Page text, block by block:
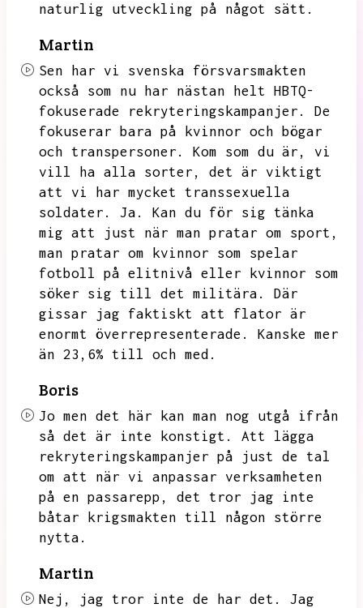
naturlig utveckling på något sätt.
Martin
Sen har vi svenska försvarsmakten
också som nu har nästan helt HBTQ-
fokuserade rekryteringskampanjer.
De
fokuserar bara på kvinnor och bögar
och transpersoner.
Kom som du är,
vi
vill ha alla sorter,
det är viktigt
att vi har mycket transsexuella
soldater.
Ja.
Kan du för sig tänka
mig att just när man pratar om sport,
man pratar om kvinnor som spelar
fotboll på elitnivå eller kvinnor som
söker sig till det militära.
Där
gissar jag faktiskt att flator är
enormt överrepresenterade.
Kanske mer
än 23,6% till och med.
Boris
Jo men det här kan man nog utgå ifrån
så det är inte konstigt.
Att lägga
rekryteringskampanjer på just de tal
om att när vi anpassar verksamheten
på en passarepp,
det tror jag inte
båtar krigsmakten till någon större
nytta.
Martin
Nej, jag tror inte de har det.
Jag